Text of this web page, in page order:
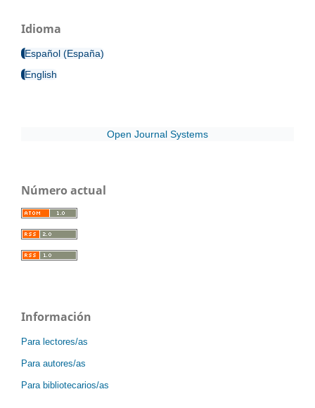
Idioma
Español (España)
English
Open Journal Systems
Número actual
Información
Para lectores/as
Para autores/as
Para bibliotecarios/as